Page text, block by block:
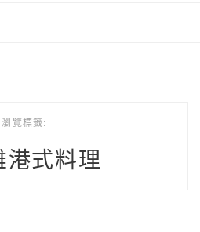
瀏覽標籤:
港式料理